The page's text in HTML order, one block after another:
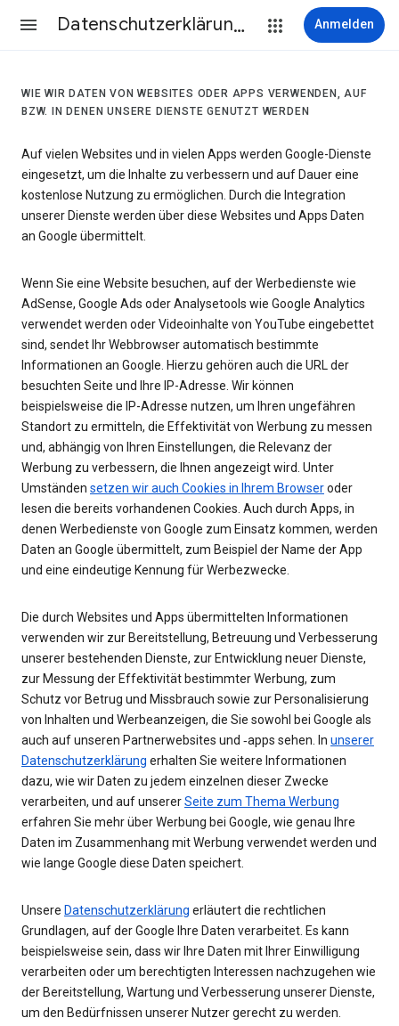
Datenschutzerklärung & Nutzungsbedingungen Anmelden
WIE WIR DATEN VON WEBSITES ODER APPS VERWENDEN, AUF
BZW. IN DENEN UNSERE DIENSTE GENUTZT WERDEN
Auf vielen Websites und in vielen Apps werden Google-Dienste
eingesetzt, um die Inhalte zu verbessern und auf Dauer eine
kostenlose Nutzung zu ermöglichen. Durch die Integration
unserer Dienste werden über diese Websites und Apps Daten
an Google übermittelt.
Wenn Sie eine Website besuchen, auf der Werbedienste wie
AdSense, Google Ads oder Analysetools wie Google Analytics
verwendet werden oder Videoinhalte von YouTube eingebettet
sind, sendet Ihr Webbrowser automatisch bestimmte
Informationen an Google. Hierzu gehören auch die URL der
besuchten Seite und Ihre IP-Adresse. Wir können
beispielsweise die IP-Adresse nutzen, um Ihren ungefähren
Standort zu ermitteln, die Effektivität von Werbung zu messen
und, abhängig von Ihren Einstellungen, die Relevanz der
Werbung zu verbessern, die Ihnen angezeigt wird. Unter
Umständen setzen wir auch Cookies in Ihrem Browseroder
lesen die bereits vorhandenen Cookies. Auch durch Apps, in
denen Werbedienste von Google zum Einsatz kommen, werden
Daten an Google übermittelt, zum Beispiel der Name der App
und eine eindeutige Kennung für Werbezwecke.
Die durch Websites und Apps übermittelten Informationen
verwenden wir zur Bereitstellung, Betreuung und Verbesserung
unserer bestehenden Dienste, zur Entwicklung neuer Dienste,
zur Messung der Effektivität bestimmter Werbung, zum
Schutz vor Betrug und Missbrauch sowie zur Personalisierung
von Inhalten und Werbeanzeigen, die Sie sowohl bei Google als
auch auf unseren Partnerwebsites und ‑apps sehen. In unserer
Datenschutzerklärung erhalten Sie weitere Informationen
dazu, wie wir Daten zu jedem einzelnen dieser Zwecke
verarbeiten, und auf unsererSeite zum Thema Werbung
erfahren Sie mehr über Werbung bei Google, wie genau Ihre
Daten im Zusammenhang mit Werbung verwendet werden und
wie lange Google diese Daten speichert.
Unsere Datenschutzerklärung erläutert die rechtlichen
Grundlagen, auf der Google Ihre Daten verarbeitet. Es kann
beispielsweise sein, dass wir Ihre Daten mit Ihrer Einwilligung
verarbeiten oder um berechtigten Interessen nachzugehen wie
der Bereitstellung, Wartung und Verbesserung unserer Dienste,
um den Bedürfnissen unserer Nutzer gerecht zu werden.